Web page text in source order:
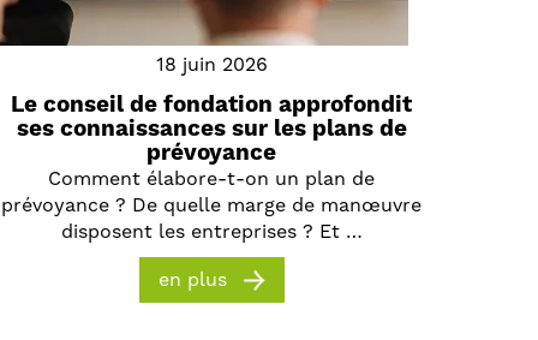
18 juin 2026
Le conseil de fondation approfondit
ses connaissances sur les plans de
prévoyance
Comment élabore-t-on un plan de
prévoyance ? De quelle marge de manœuvre
disposent les entreprises ? Et …
en plus